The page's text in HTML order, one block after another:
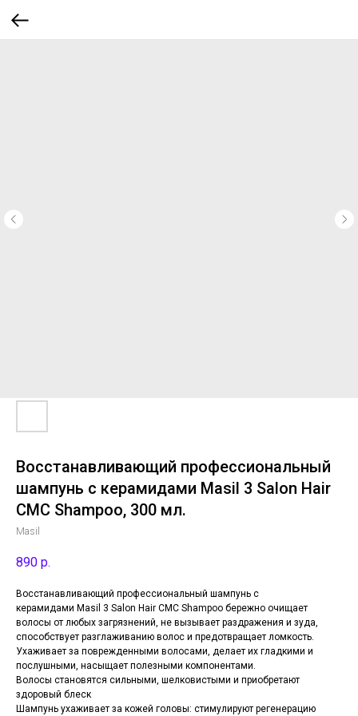
Восстанавливающий профессиональный
шампунь с керамидами Masil 3 Salon Hair
CMC Shampoo, 300 мл.
Masil
890 р.
Восстанавливающий профессиональный шампунь с
керамидами Masil 3 Salon Hair CMC Shampoo бережно очищает
волосы от любых загрязнений, не вызывает раздражения и зуда,
способствует разглаживанию волос и предотвращает ломкость.
Ухаживает за поврежденными волосами, делает их гладкими и
послушными, насыщает полезными компонентами.
Волосы становятся сильными, шелковистыми и приобретают
здоровый блеск
Шампунь ухаживает за кожей головы: стимулируют регенерацию